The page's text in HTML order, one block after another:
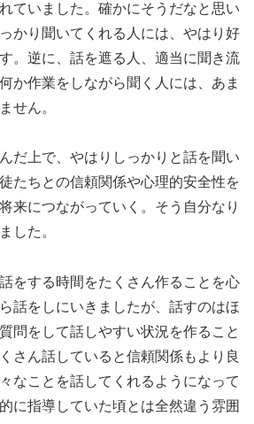
ていました。確かにそうだなと思い
かり聞いてくれる人には、やはり好
。逆に、話を遮る人、適当に聞き流
か作業をしながら聞く人には、あま
せん。
だ上で、やはりしっかりと話を聞い
たちとの信頼関係や心理的安全性を
来につながっていく。そう自分なり
した。
をする時間をたくさん作ることを心
話をしにいきましたが、話すのはほ
問をして話しやすい状況を作ること
さん話していると信頼関係もより良
なことを話してくれるようになって
に指導していた頃とは全然違う雰囲